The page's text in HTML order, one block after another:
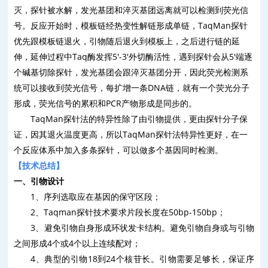
灭，探针被水解，发光基团和淬灭基团远离就可以检测到荧光信
号。反应开始时，模板链经热变性解链形成单链，TaqMan探针
优先跟模板链退火，引物随后退火到模板上，之后进行链的延
伸，延伸过程中Taq酶发挥5'-3'外切酶活性，遇到探针会从5'端逐
个碱基切除探针，发光基团会跟淬灭基团分开，因此荧光检测系
统可以接收到荧光信号，每扩增一条DNA链，就有一个荧光分子
形成，荧光信号的累积和PCR产物形成是同步的。
TaqMan探针法的特异性除了由引物提供，更由探针分子保
证，因其退火温度更高，所以TaqMan探针法特异性更好，在一
个反应体系中加入多条探针，可以做多个基因同时检测。
【技术总结】
一、引物设计
1 、序列选取应在基因的保守区段；
2、Taqman探针技术要求片段长度在50bp-150bp ；
3、避免引物自身形成环状发卡结构。避免引物自身或与引物
之间形成4个或4个以上连续配对；
4、典型的引物18到24个核苷长。引物需要足够长，保证序